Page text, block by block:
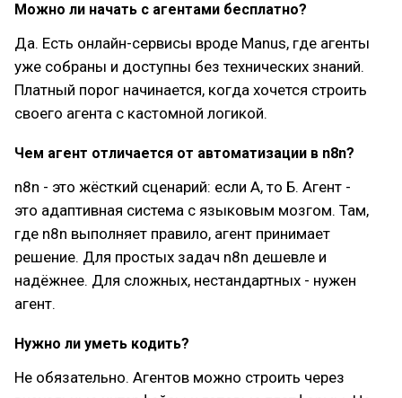
Можно ли начать с агентами бесплатно?
Да. Есть онлайн-сервисы вроде Manus, где агенты
уже собраны и доступны без технических знаний.
Платный порог начинается, когда хочется строить
своего агента с кастомной логикой.
Чем агент отличается от автоматизации в n8n?
n8n - это жёсткий сценарий: если А, то Б. Агент -
это адаптивная система с языковым мозгом. Там,
где n8n выполняет правило, агент принимает
решение. Для простых задач n8n дешевле и
надёжнее. Для сложных, нестандартных - нужен
агент.
Нужно ли уметь кодить?
Не обязательно. Агентов можно строить через